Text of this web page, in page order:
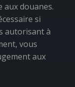
douanes.
si
autorisant à
vous
aux